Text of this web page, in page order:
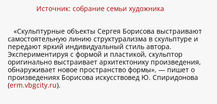
Источник: собрание семьи художника
«Скульптурные объекты Сергея Борисова выстраивают
самостоятельную линию структурализма в скульптуре и
передают яркий индивидуальный стиль автора.
Экспериментируя с формой и пластикой, скульптор
оригинально выстраивает архитектонику произведения,
обнаруживает новое пространство формы», — пишет о
произведениях Борисова искусствовед Ю. Спиридонова
(erm.vbgcity.ru).